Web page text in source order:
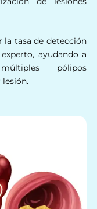
tasa de detección
ayudando a
pólipos